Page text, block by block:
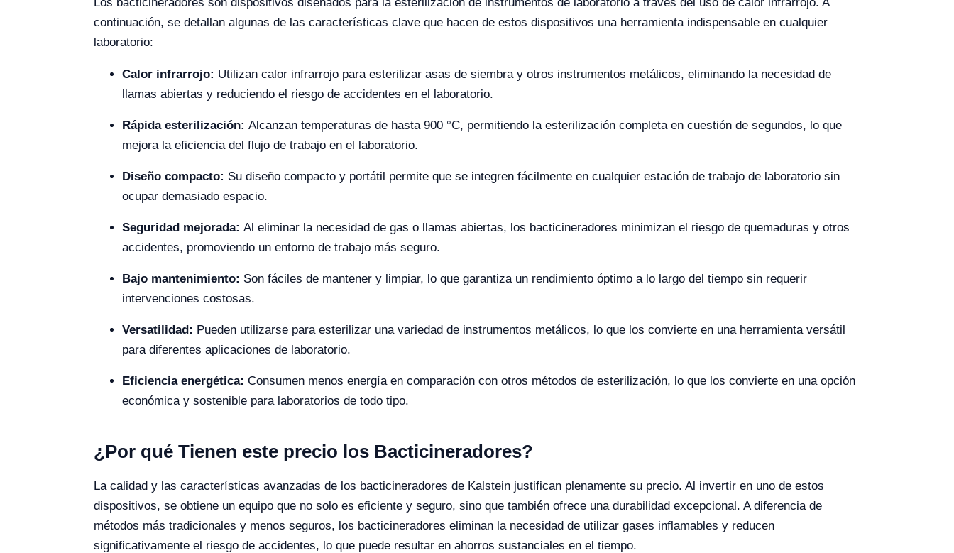
continuación, se detallan algunas de las características clave que hacen de estos dispositivos una herramienta indispensable en cualquier
laboratorio:
Calor infrarrojo: Utilizan calor infrarrojo para esterilizar asas de siembra y otros instrumentos metálicos, eliminando la necesidad de
llamas abiertas y reduciendo el riesgo de accidentes en el laboratorio.
Rápida esterilización: Alcanzan temperaturas de hasta 900 °C, permitiendo la esterilización completa en cuestión de segundos, lo que
mejora la eficiencia del flujo de trabajo en el laboratorio.
Diseño compacto: Su diseño compacto y portátil permite que se integren fácilmente en cualquier estación de trabajo de laboratorio sin
ocupar demasiado espacio.
Seguridad mejorada: Al eliminar la necesidad de gas o llamas abiertas, los bacticineradores minimizan el riesgo de quemaduras y otros
accidentes, promoviendo un entorno de trabajo más seguro.
Bajo mantenimiento: Son fáciles de mantener y limpiar, lo que garantiza un rendimiento óptimo a lo largo del tiempo sin requerir
intervenciones costosas.
Versatilidad: Pueden utilizarse para esterilizar una variedad de instrumentos metálicos, lo que los convierte en una herramienta versátil
para diferentes aplicaciones de laboratorio.
Eficiencia energética: Consumen menos energía en comparación con otros métodos de esterilización, lo que los convierte en una opción
económica y sostenible para laboratorios de todo tipo.
¿Por qué Tienen este precio los Bacticineradores?
La calidad y las características avanzadas de los bacticineradores de Kalstein justifican plenamente su precio. Al invertir en uno de estos
dispositivos, se obtiene un equipo que no solo es eficiente y seguro, sino que también ofrece una durabilidad excepcional. A diferencia de
métodos más tradicionales y menos seguros, los bacticineradores eliminan la necesidad de utilizar gases inflamables y reducen
significativamente el riesgo de accidentes, lo que puede resultar en ahorros sustanciales en el tiempo.